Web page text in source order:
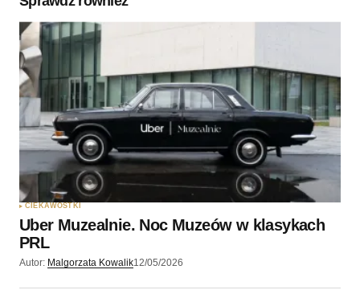
Twoję imię
Twój adres e-mail*
Zapamiętaj moje dane w tej przeglądarce podczas
pisania kolejnych komentarzy.
Wyślij komentarz
CIEKAWOSTKI
Uber Muzealnie. Noc Muzeów w klasykach
PRL
Autor: Malgorzata Kowalik12/05/2026